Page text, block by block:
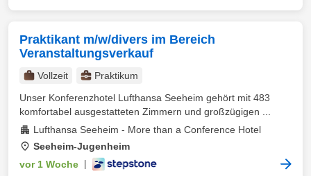
Praktikant m/w/divers im Bereich
Veranstaltungsverkauf
Vollzeit
Praktikum
Unser Konferenzhotel Lufthansa Seeheim gehört mit 483
komfortabel ausgestatteten Zimmern und großzügigen ...
Lufthansa Seeheim - More than a Conference Hotel
Seeheim-Jugenheim
vor 1 Woche